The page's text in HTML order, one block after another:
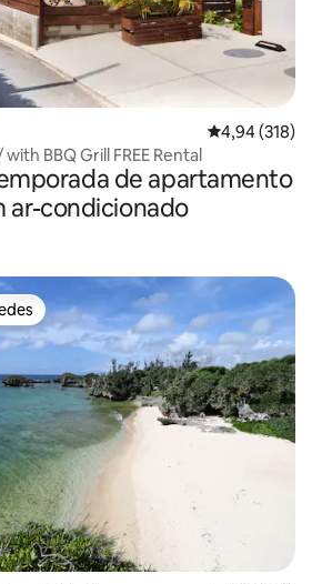
4,94 de uma
4,94 (318)
BBQ Grill FREE Rental
de apartamento
ar-condicionado